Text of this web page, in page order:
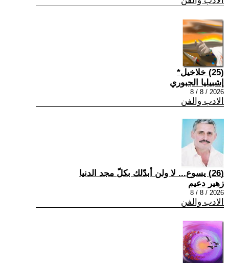
(25) خلاخيل*
إشبيليا الجبوري
2026 / 8 / 8
الادب والفن
(26) يسوع... لا ولن أبدّلك بكلّ مجد الدنيا
زهير دعيم
2026 / 8 / 8
الادب والفن